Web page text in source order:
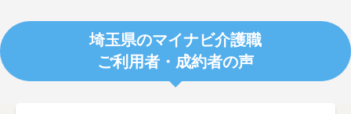
埼玉県のマイナビ介護職
ご利用者・成約者の声